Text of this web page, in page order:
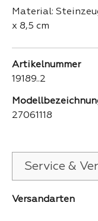
Material:
x 8,5 cm
Artikelnummer
19189..2
27061118
Service &
Versandarten